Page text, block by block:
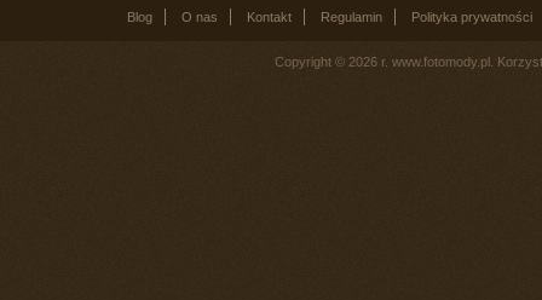
Blog O nas Kontakt Regulamin Polityka prywatności
Copyright © 2026 r. www.fotomody.pl.